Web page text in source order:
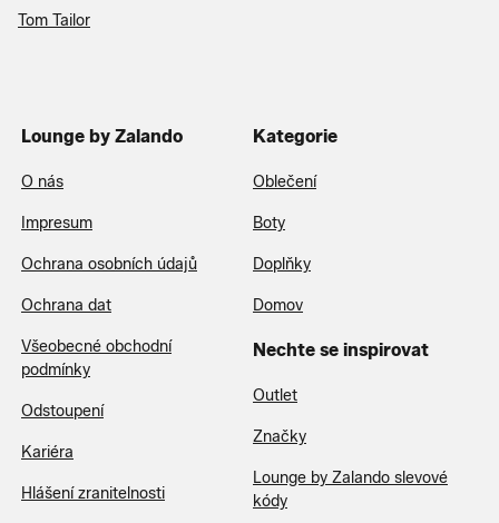
Tom Tailor
Lounge by Zalando
O nás
Impresum
Ochrana osobních údajů
Ochrana dat
Všeobecné obchodní
podmínky
Odstoupení
Kariéra
Hlášení zranitelnosti
Kategorie
Oblečení
Boty
Doplňky
Domov
Nechte se inspirovat
Outlet
Značky
Lounge by Zalando slevové
kódy